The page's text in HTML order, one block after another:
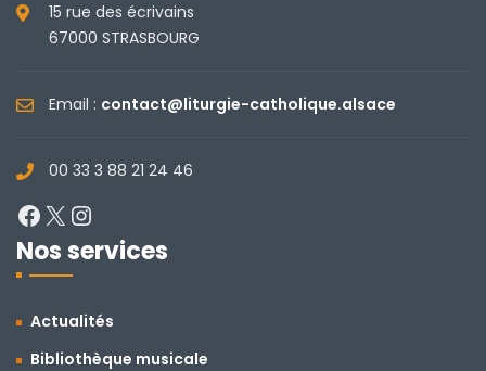
15 rue des écrivains
67000 STRASBOURG
Email : contact@liturgie-catholique.alsace
00 33 3 88 21 24 46
Facebook
X
Nos services
Actualités
Bibliothèque musicale